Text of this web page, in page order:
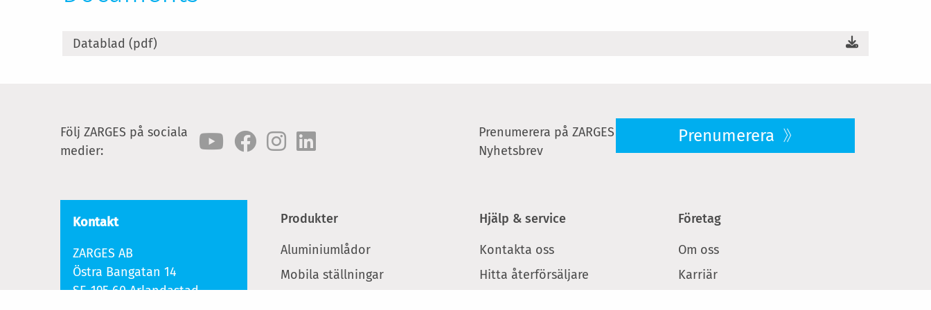
Datablad (pdf)
Följ ZARGES på sociala
medier:
Prenumerera på ZARGES
Nyhetsbrev
Prenumerera
Kontakt
ZARGES AB
Östra Bangatan 14
SE-195 60 Arlandastad
Produkter
Aluminiumlådor
Mobila ställningar
Hjälp & service
Kontakta oss
Hitta återförsäljare
Företag
Om oss
Karriär